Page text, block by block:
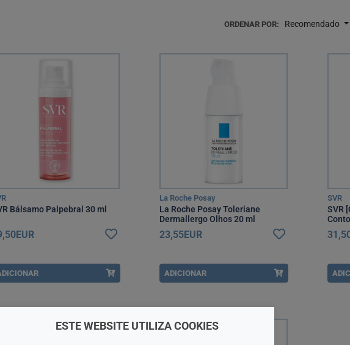
ORDENAR POR: Recomendado
Bálsamo Palpebral 30 ml
La Roche Posay
La Roche Posay Toleriane
Dermallergo Olhos 20 ml
23,55EUR
ADICIONAR
SVR
SVR
ESTE WEBSITE UTILIZA COOKIES